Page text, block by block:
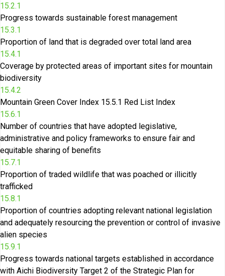
15.2.1
Progress towards sustainable forest management
15.3.1
Proportion of land that is degraded over total land area
15.4.1
Coverage by protected areas of important sites for mountain
biodiversity
15.4.2
Mountain Green Cover Index 15.5.1 Red List Index
15.6.1
Number of countries that have adopted legislative,
administrative and policy frameworks to ensure fair and
equitable sharing of benefits
15.7.1
Proportion of traded wildlife that was poached or illicitly
trafficked
15.8.1
Proportion of countries adopting relevant national legislation
and adequately resourcing the prevention or control of invasive
alien species
15.9.1
Progress towards national targets established in accordance
with Aichi Biodiversity Target 2 of the Strategic Plan for